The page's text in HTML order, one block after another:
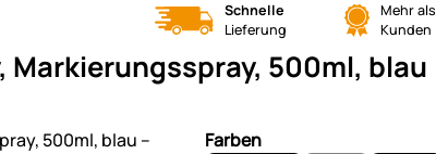
Schnelle
Lieferung
Mehr als
Kunden
Markierungsspray, 500ml, blau
Farben